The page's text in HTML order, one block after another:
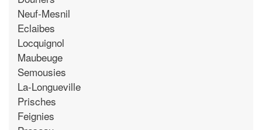
Neuf-Mesnil
Eclaibes
Locquignol
Maubeuge
Semousies
La-Longueville
Prisches
Feignies